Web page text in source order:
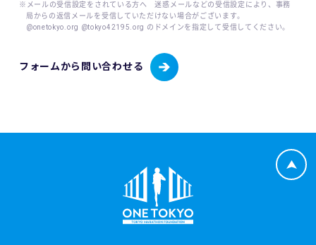
フォームから問い合わせる
※メールの受信設定をされている方へ 迷惑メールなどの受信設定により、事務
局からの返信メールを受信していただけない場合がございます。
@onetokyo.org @tokyo42195.org のドメインを指定して受信してください。